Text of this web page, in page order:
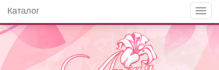
Toggle
Каталог